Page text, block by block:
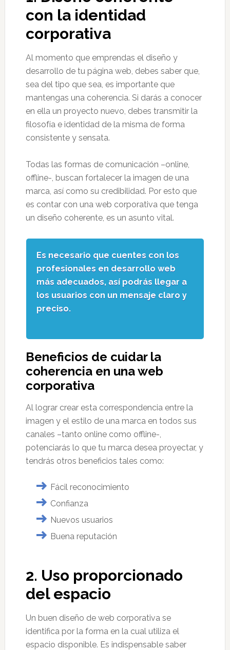
con la identidad
corporativa
Al momento que emprendas el diseño y
desarrollo de tu página web, debes saber que,
sea del tipo que sea, es importante que
mantengas una coherencia. Si darás a conocer
en ella un proyecto nuevo, debes transmitir la
filosofía e identidad de la misma de forma
consistente y sensata.
Todas las formas de comunicación –online,
offline-, buscan fortalecer la imagen de una
marca, así como su credibilidad. Por esto que
es contar con una web corporativa que tenga
un diseño coherente, es un asunto vital.
Es necesario que cuentes con los
profesionales en desarrollo web
más adecuados, así podrás llegar a
los usuarios con un mensaje claro y
preciso.
Beneficios de cuidar la
coherencia en una web
corporativa
Al lograr crear esta correspondencia entre la
imagen y el estilo de una marca en todos sus
canales –tanto online como offline-,
potenciarás lo que tu marca desea proyectar, y
tendrás otros beneficios tales como:
Fácil reconocimiento
Confianza
​Nuevos usuarios
Buena reputación
2. Uso proporcionado
del espacio
Un buen diseño de web corporativa se
identifica por la forma en la cual utiliza el
espacio disponible. Es indispensable saber